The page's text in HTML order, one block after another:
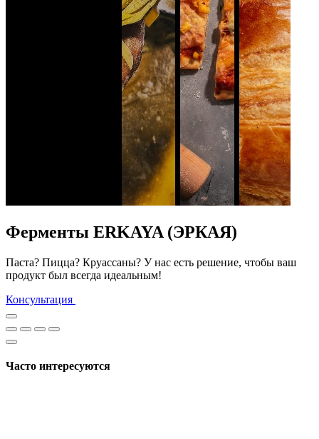
Ферменты ERKAYA (ЭРКАЯ)
Паста? Пицца? Круассаны? У нас есть решение, чтобы ваш
продукт был всегда идеальным!
Консультация
Часто интересуются